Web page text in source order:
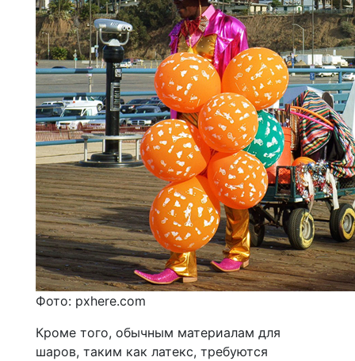
Фото: pxhere.com
Кроме того, обычным материалам для
шаров, таким как латекс, требуются